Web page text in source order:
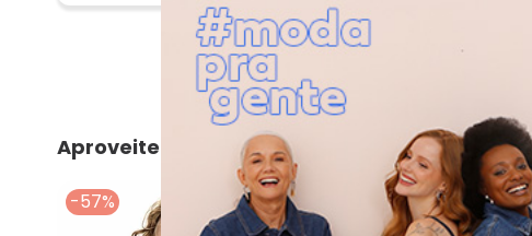
Aproveite e compre junto
-57%